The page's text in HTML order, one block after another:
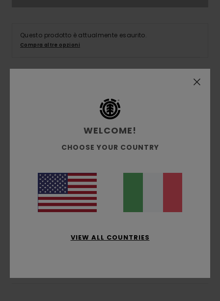
Questo prodotto è attualmente esaurito.
Compra altre opzioni
Camicia a maniche corte Verde Uomo
Codice colore
Tessuto:viscosa ECOVERO™
Vestibilità:vestibilità grande
Tasca applicata sul petto
WELCOME!
CHOOSE YOUR COUNTRY
VIEW ALL COUNTRIES